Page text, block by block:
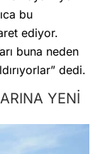
bu
ediyor.
buna neden
dedi.
YENİ